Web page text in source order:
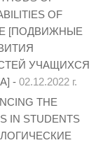
OF
[ПОДВИЖНЫЕ
УЧАЩИХСЯ
- 02.12.2022 г.
THE
IN STUDENTS